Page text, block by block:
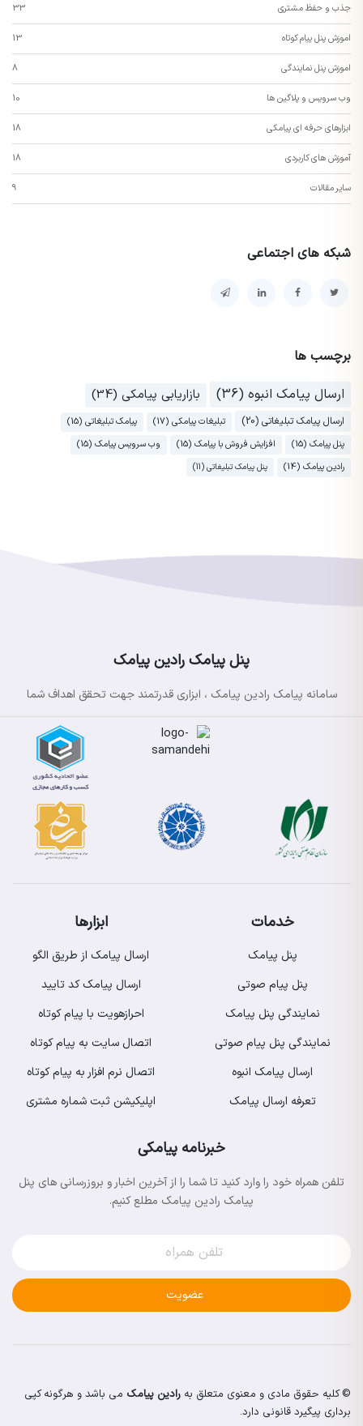
جذب و حفظ مشتری 33
اموزش پنل پیام کوتاه 13
اموزش پنل نمایندگی 8
وب سرویس و پلاگین ها 10
ابزارهای حرفه ای پیامکی 18
آموزش های کاربردی 18
سایر مقالات 9
شبکه های اجتماعی
برچسب ها
ارسال پیامک انبوه (36)
بازاریابی پیامکی (34)
ارسال پیامک تبلیغاتی (20) تبلیغات پیامکی (17)
پیامک تبلیغاتی (15)
پنل پیامک (15)
افزایش فروش با پیامک (15)
وب سرویس پیامک (15)
رادین پیامک (14)
پنل پیامک تبلیغاتی (11)
پنل پیامک رادین پیامک
سامانه پیامک رادین پیامک ، ابزاری قدرتمند جهت تحقق اهداف شما
خدمات
پنل پیامک
پنل پیام صوتی
نمایندگی پنل پیامک
نمایندگی پنل پیام صوتی
ارسال پیامک انبوه
تعرفه ارسال پیامک
ابزارها
ارسال پیامک از طریق الگو
ارسال پیامک کد تایید
احرازهویت با پیام کوتاه
اتصال سایت به پیام کوتاه
اتصال نرم افزار به پیام کوتاه
اپلیکیشن ثبت شماره مشتری
خبرنامه پیامکی
تلفن همراه خود را وارد کنید تا شما را از آخرین اخبار و بروزرسانی های پنل
پیامک رادین پیامک مطلع کنیم.
عضویت
© کلیه حقوق مادی و معنوی متعلق به رادین پیامک می باشد و هرگونه کپی
برداری پیگیرد قانونی دارد.